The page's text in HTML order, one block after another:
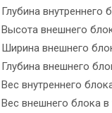
Глубина внутреннего
Высота внешнего
Ширина внешнего
Глубина внешнего
Вес внутреннего
Вес внешнего блока в